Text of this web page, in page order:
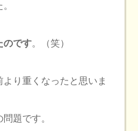
のです。（笑）
り重くなったと思いま
題です。